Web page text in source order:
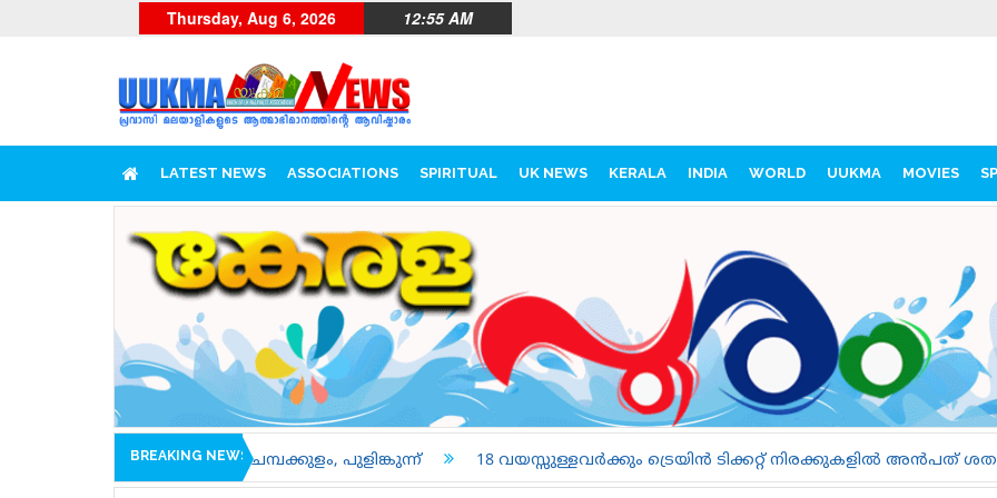
Thursday, Aug 6, 2026 12:55 AM
LATEST NEWS ASSOCIATIONS SPIRITUAL UK NEWS KERALA INDIA WORLD UUKMA MOVIES
BREAKING NEWS
പുതുക്കരി, ചമ്പക്കുളം, പുളിങ്കുന്ന് 18 വയസ്സുള്ളവർക്കും ട്രെയിൻ ടിക്കറ്റ് നിരക്കുകളിൽ അൻപത് ശതമാനം ഇളവ്;